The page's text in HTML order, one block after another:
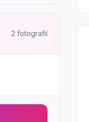
2 fotografií